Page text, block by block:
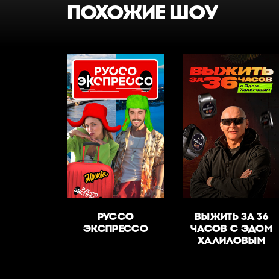
ПОХОЖИЕ ШОУ
РУССО
ЭКСПРЕССО
ВЫЖИТЬ ЗА 36
ЧАСОВ С ЭДОМ
ХАЛИЛОВЫМ